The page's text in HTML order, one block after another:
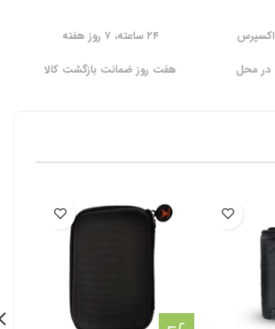
۲۴ ساعته، ۷ روز هفته
در محل
هفت روز ضمانت بازگشت کالا